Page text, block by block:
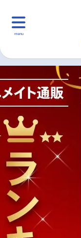
menu
マンガ・ラノベ